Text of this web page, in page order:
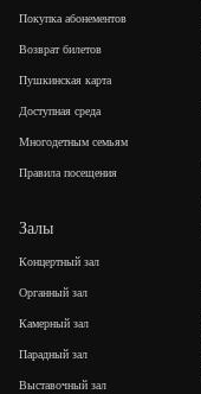
Покупка абонементов
Возврат билетов
Пушкинская карта
Доступная среда
Многодетным семьям
Правила посещения
Залы
Концертный зал
Органный зал
Камерный зал
Парадный зал
Выставочный зал